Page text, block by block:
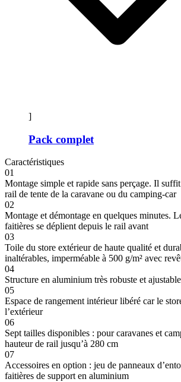
]
Pack complet
Caractéristiques
01
Montage simple et rapide sans perçage. Il
rail de tente de la caravane ou du camping-car
02
Montage et démontage en quelques minutes.
faitières se déplient depuis le rail avant
03
Toile du store extérieur de haute qualité et
inaltérables, imperméable à 500 g/m² avec
04
Structure en aluminium très robuste et ajustable
05
Espace de rangement intérieur libéré car le
l’extérieur
06
Sept tailles disponibles : pour caravanes et
hauteur de rail jusqu’à 280 cm
07
Accessoires en option : jeu de panneaux
faitières de support en aluminium